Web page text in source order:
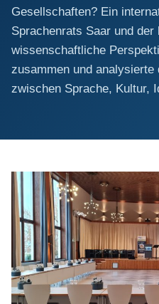
Gesellschaften? Ein
Sprachenrats Saar und
wissenschaftliche
zusammen und
zwischen Sprache, Kultur,